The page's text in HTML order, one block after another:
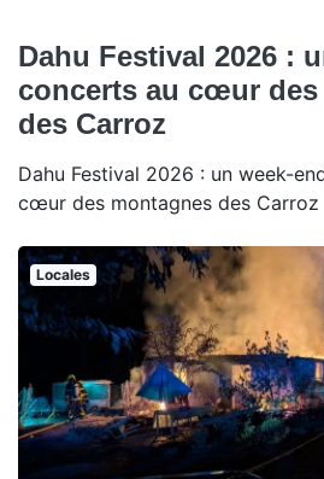
Dahu Festival 2026 :
concerts au cœur des
des Carroz
Dahu Festival 2026 : un week-
cœur des montagnes des Carroz
Locales